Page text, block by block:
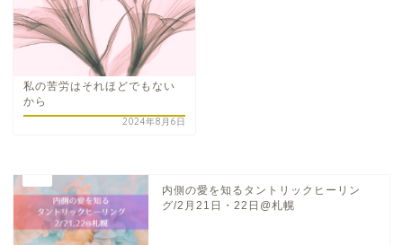
私の苦労はそれほどでもない
から
2024年8月6日
内側の愛を知るタントリックヒーリン
グ/2月21日・22日@札幌